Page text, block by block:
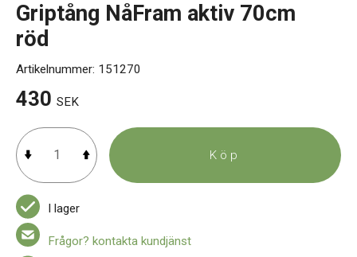
Griptång NåFram aktiv 70cm
röd
Artikelnummer: 151270
430 SEK
Köp
I lager
Frågor? kontakta kundjänst